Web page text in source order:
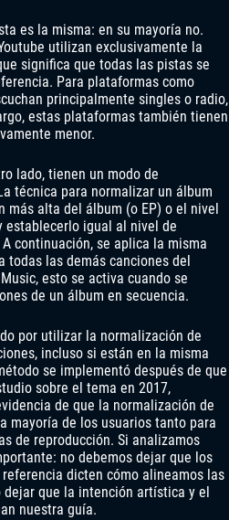
es la misma: en su mayoría no.
utilizan exclusivamente la
significa que todas las pistas se
Para plataformas como
principalmente singles o radio,
estas plataformas también tienen
menor.
lado, tienen un modo de
técnica para normalizar un álbum
más alta del álbum (o EP) o el nivel
establecerlo igual al nivel de
continuación, se aplica la misma
todas las demás canciones del
esto se activa cuando se
de un álbum en secuencia.
por utilizar la normalización de
incluso si están en la misma
se implementó después de que
sobre el tema en 2017,
de que la normalización de
mayoría de los usuarios tanto para
de reproducción. Si analizamos
no debemos dejar que los
dicten cómo alineamos las
que la intención artística y el
nuestra guía.